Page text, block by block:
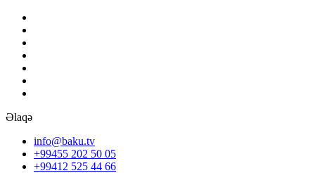
Əlaqə
info@baku.tv
+99455 202 50 05
+99412 525 44 66